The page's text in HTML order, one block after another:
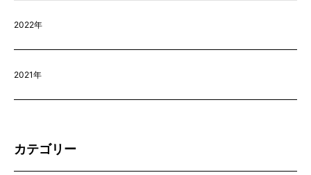
2022年
2021年
カテゴリー